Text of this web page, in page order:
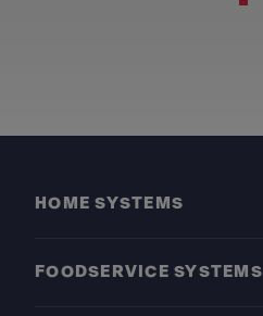
HOME SYSTEMS
FOODSERVICE SYSTEMS